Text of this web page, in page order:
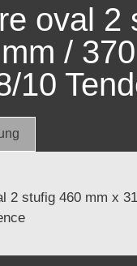
oval 2
/
10
2 stufig 460 mm x